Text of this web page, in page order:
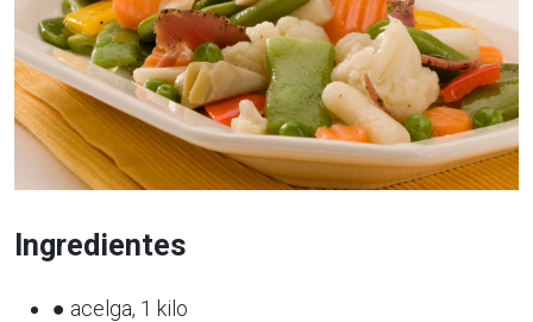
Ingredientes
● acelga, 1 kilo